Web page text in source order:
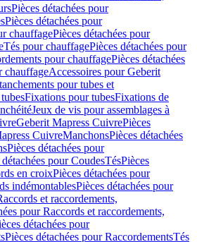
Pièces détachées pour
Pièces détachées pour
chauffagePièces détachées pour
Tés pour chauffagePièces détachées pour
pour chauffagePièces détachées
chauffageAccessoires pour Geberit
pour tubes et
Fixations pour tubesFixations de
Jeux de vis pour assemblages à
Geberit Mapress CuivrePièces
CuivreManchonsPièces détachées
Pièces détachées pour
détachées pour CoudesTésPièces
en croixPièces détachées pour
indémontablesPièces détachées pour
et raccordements,
pour Raccords et raccordements,
détachées pour
Pièces détachées pour RaccordementsTés